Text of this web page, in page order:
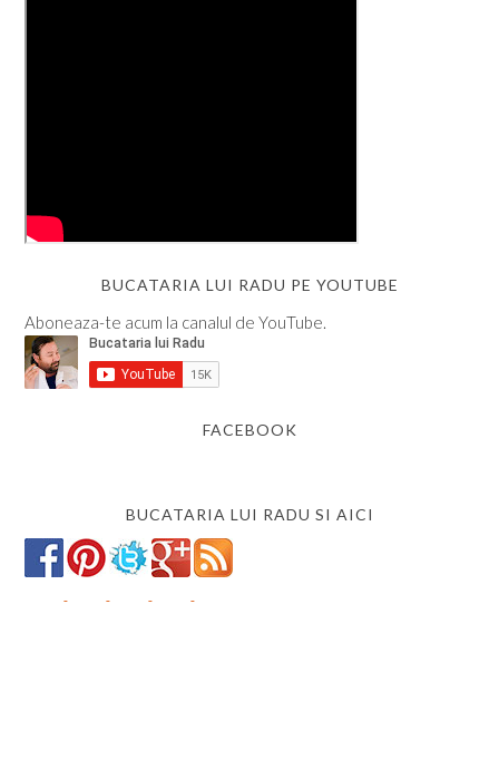
BUCATARIA LUI RADU PE YOUTUBE
Aboneaza-te acum la canalul de YouTube.
FACEBOOK
BUCATARIA LUI RADU SI AICI